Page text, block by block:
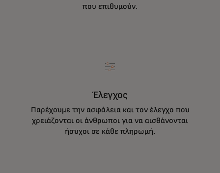
που επιθυμούν.
Έλεγχος
Παρέχουμε την ασφάλεια και τον έλεγχο που
χρειάζονται οι άνθρωποι για να αισθάνονται
ήσυχοι σε κάθε πληρωμή.